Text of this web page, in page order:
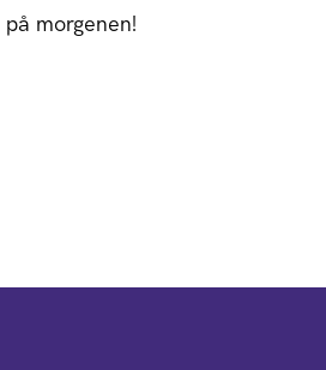
morgenen!